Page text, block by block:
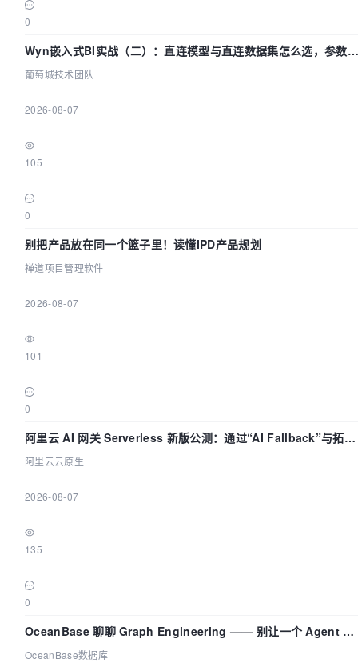
0
Wyn嵌入式BI实战（二）：直连模型与直连数据集怎么选，参数为
什么不生效？| 葡萄城技术团队
葡萄城技术团队
2026-08-07
105
0
别把产品放在同一个篮子里！读懂IPD产品规划
禅道项目管理软件
2026-08-07
101
0
阿里云 AI 网关 Serverless 新版公测：通过“AI Fallback”与拓扑
可视化构建 AI 流量治理底座
阿里云云原生
2026-08-07
135
0
OceanBase 聊聊 Graph Engineering —— 别让一个 Agent 既
当运动员又
OceanBase数据库